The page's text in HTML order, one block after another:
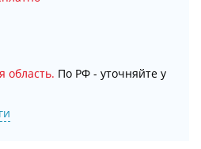
область. По РФ - уточняйте у